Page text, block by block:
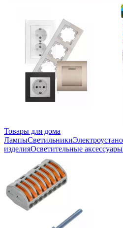
Товары для дома
ЛампыСветильники
изделияОсветительные аксессуары